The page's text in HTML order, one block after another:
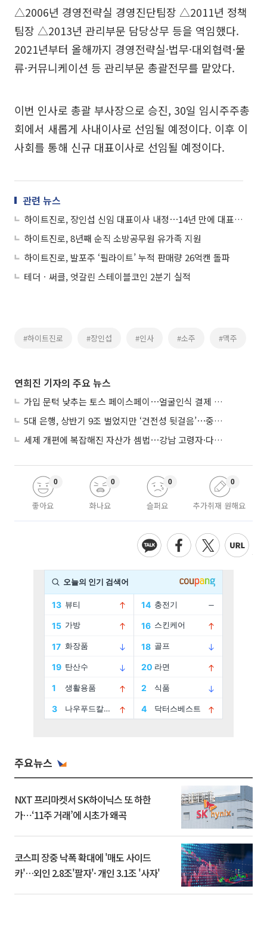
△2006년 경영전략실 경영진단팀장 △2011년 정책
팀장 △2013년 관리부문 담당상무 등을 역임했다.
2021년부터 올해까지 경영전략실·법무·대외협력·물
류·커뮤니케이션 등 관리부문 총괄전무를 맡았다.
이번 인사로 총괄 부사장으로 승진, 30일 임시주주총
회에서 새롭게 사내이사로 선임될 예정이다. 이후 이
사회를 통해 신규 대표이사로 선임될 예정이다.
관련 뉴스
하이트진로, 장인섭 신임 대표이사 내정⋯14년 만에 대표 교체
하이트진로, 8년째 순직 소방공무원 유가족 지원
하이트진로, 발포주 ‘필라이트’ 누적 판매량 26억캔 돌파
테더ㆍ써클, 엇갈린 스테이블코인 2분기 실적
#하이트진로 #장인섭 #인사 #소주 #맥주
연희진 기자의 주요 뉴스
가입 문턱 낮추는 토스 페이스페이⋯얼굴인식 결제 확산 속도낸다
5대 은행, 상반기 9조 벌었지만 ‘건전성 뒷걸음’⋯중기대출 문턱 높아지나
세제 개편에 복잡해진 자산가 셈법⋯강남 고령자·다주택자 ‘자산재편 고심’
좋아요
0
화나요
0
슬퍼요
0
추가취재 원해요
0
주요뉴스
NXT 프리마켓서 SK하이닉스 또 하한
가⋯‘11주 거래’에 시초가 왜곡
코스피 장중 낙폭 확대에 '매도 사이드
카'…외인 2.8조'팔자'· 개인 3.1조 '사자'